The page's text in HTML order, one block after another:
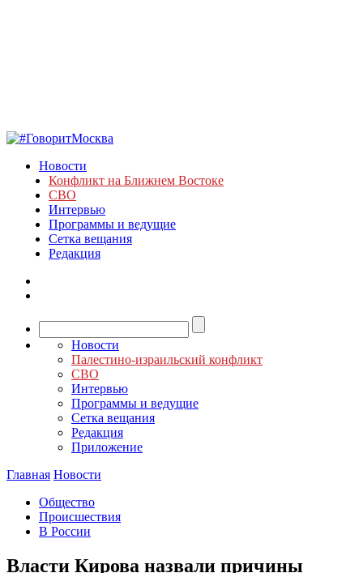
Новости
Конфликт на Ближнем Востоке
СВО
Интервью
Программы и ведущие
Сетка вещания
Редакция
Новости
Палестино-израильский конфликт
СВО
Интервью
Программы и ведущие
Сетка вещания
Редакция
Приложение
Главная Новости
Общество
Происшествия
В России
Власти Кирова назвали причины